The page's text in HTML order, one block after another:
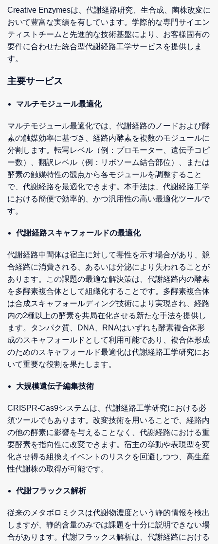
Creative Enzymesは、代謝経路研究、生合成、菌株改変に
おいて豊富な実績を有しています。学際的な専門サイエン
ティストチームと先進的な技術基盤により、お客様固有の
要件に合わせた統合型代謝経路工学サービスを提供しま
す。
主要サービス
マルチモジュール最適化
マルチモジュール最適化では、代謝経路のノードおよび酵
素の触媒効率に基づき、経路内酵素を複数のモジュールに
分割します。転写レベル（例：プロモーター、遺伝子コピ
ー数）、翻訳レベル（例：リボソーム結合部位）、または
酵素の触媒特性の観点から各モジュールを調整すること
で、代謝経路を最適化できます。本手法は、代謝経路工学
における簡便で効率的、かつ汎用性の高い最適化ツールで
す。
代謝経路スキャフォールドの最適化
代謝経路中間体は宿主に対して毒性を示す場合があり、競
合経路に消費される、あるいは分泌により失われることが
あります。この課題の最適な解決策は、代謝経路内の酵素
を多酵素複合体として組織化することです。多酵素複合体
は合成スキャフォールディング技術により実現され、経路
内の2種以上の酵素を共局在化させる新たな手法を提供し
ます。タンパク質、DNA、RNAはいずれも酵素複合体形
成のスキャフォールドとして利用可能であり、複合体形成
のためのスキャフォールド最適化は代謝経路工学研究にお
いて重要な役割を果たします。
大規模遺伝子編集技術
CRISPR-Cas9システムは、代謝経路工学研究における必
須ツールでもあります。改変技術を用いることで、経路内
の他の酵素に影響を与えることなく、代謝経路における重
要酵素を指向性に改変できます。宿主の挙動や表現型を変
化させ得る組換えイベントのリスクを回避しつつ、高生産
性代謝株の取得が可能です。
代謝フラックス解析
従来のメタボロミクスは代謝物濃度という静的情報を検出
しますが、静的含量のみでは課題を十分に説明できない場
合があります。代謝フラックス解析は、代謝経路における